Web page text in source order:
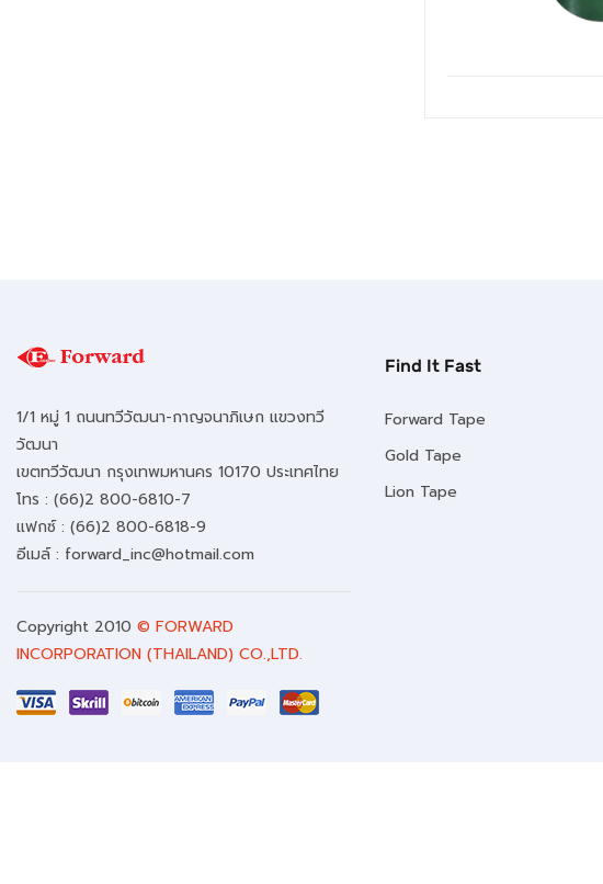
1/1 หมู่ 1 ถนนทวีวัฒนา-กาญจนาภิเษก แขวงทวี
วัฒนา
เขตทวีวัฒนา กรุงเทพมหานคร 10170 ประเทศไทย
โทร : (66)2 800-6810-7
แฟกซ์ : (66)2 800-6818-9
อีเมล์ : forward_inc@hotmail.com
Copyright 2010 © FORWARD
INCORPORATION (THAILAND) CO.,LTD.
Find It Fast
Forward Tape
Gold Tape
Lion Tape